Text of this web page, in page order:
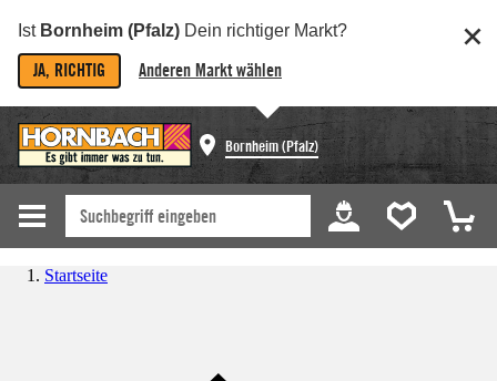
Ist Bornheim (Pfalz) Dein richtiger Markt?
JA, RICHTIG Anderen Markt wählen
Bornheim (Pfalz)
Startseite